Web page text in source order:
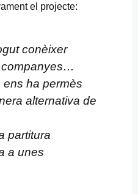
el projecte:
conèixer
ha permès
alternativa de
partitura
a unes